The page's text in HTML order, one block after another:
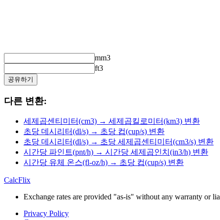
mm3
ft3
공유하기
다른 변환:
세제곱센티미터(cm3) → 세제곱킬로미터(km3) 변환
초당 데시리터(dl/s) → 초당 컵(cup/s) 변환
초당 데시리터(dl/s) → 초당 세제곱센티미터(cm3/s) 변환
시간당 파인트(pnt/h) → 시간당 세제곱인치(in3/h) 변환
시간당 유체 온스(fl-oz/h) → 초당 컵(cup/s) 변환
CalcFlix
Exchange rates are provided "as-is" without any warranty or
Privacy Policy